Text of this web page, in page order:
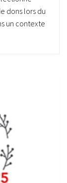
dons lors du
un contexte